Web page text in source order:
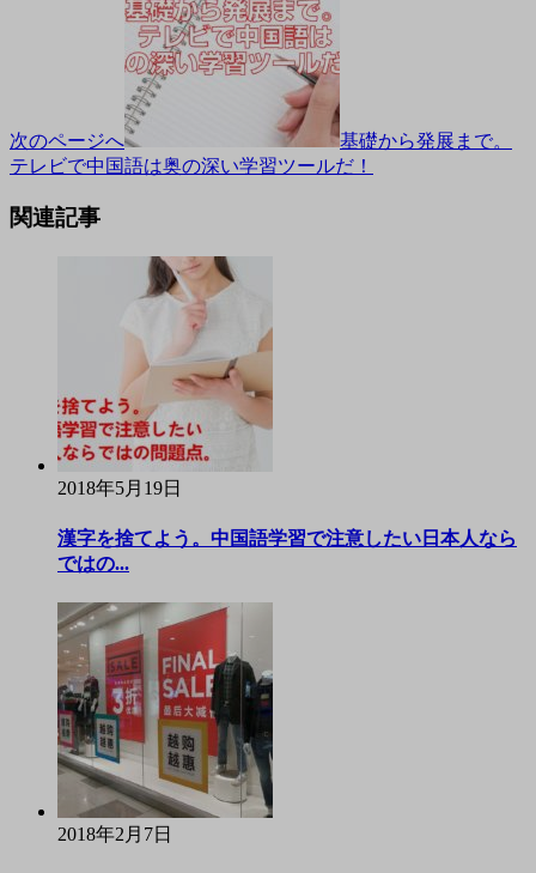
次のページへ
基礎から発展まで。
テレビで中国語は奥の深い学習ツールだ！
関連記事
2018年5月19日
漢字を捨てよう。中国語学習で注意したい日本人なら
ではの...
2018年2月7日